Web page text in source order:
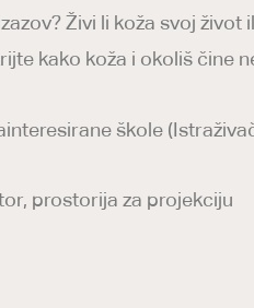
Živi li koža svoj
kako koža i okoliš čine
škole
prostorija za projekciju